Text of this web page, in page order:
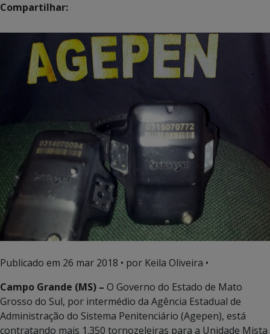
Compartilhar:
Publicado em 26 mar 2018 • por Keila Oliveira •
Campo Grande (MS) – O Governo do Estado de Mato
Grosso do Sul, por intermédio da Agência Estadual de
Administração do Sistema Penitenciário (Agepen), está
contratando mais 1.350 tornozeleiras para a Unidade Mista